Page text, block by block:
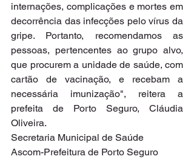
internações, complicações e mortes em
decorrência das infecções pelo vírus da
gripe. Portanto, recomendamos as
pessoas, pertencentes ao grupo alvo,
que procurem a unidade de saúde, com
cartão de vacinação, e recebam a
necessária imunização", reitera a
prefeita de Porto Seguro, Cláudia
Oliveira.
Secretaria Municipal de Saúde
Ascom-Prefeitura de Porto Seguro